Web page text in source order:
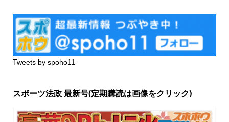
Tweets by spoho11
スポーツ法政 最新号(定期購読は画像をクリック)